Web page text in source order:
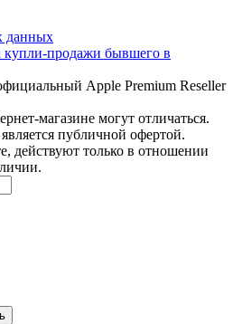
данных
купли-продажи бывшего в
Apple Premium Reseller
магазине могут отличаться.
публичной офертой.
действуют только в отношении